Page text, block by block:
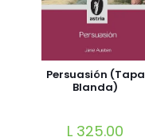
Persuasión (Tapa
Blanda)
L 325.00